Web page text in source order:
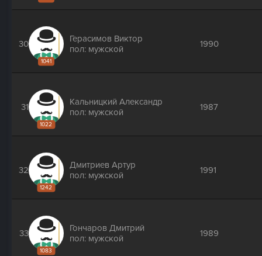
30
1041
Герасимов Виктор
пол: мужской
1990
31
1022
Кальницкий Александр
пол: мужской
1987
32
1242
Дмитриев Артур
пол: мужской
1991
33
1083
Гончаров Дмитрий
пол: мужской
1989